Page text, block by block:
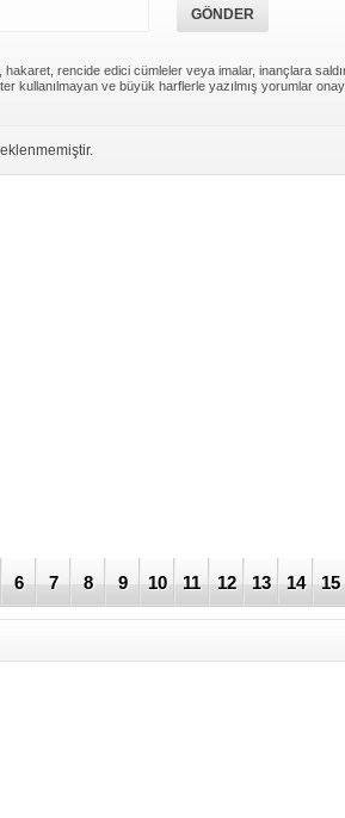
hakaret, rencide edici cümleler veya imalar, inançlara
kullanılmayan ve büyük harflerle yazılmış yorumlar
6 7 8 9 10 11 12 13 14 15